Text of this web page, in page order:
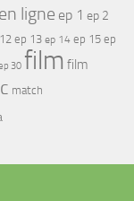
en ligne ep 1 ep 2
ep 13 ep 14 ep 15 ep
30 film film
match